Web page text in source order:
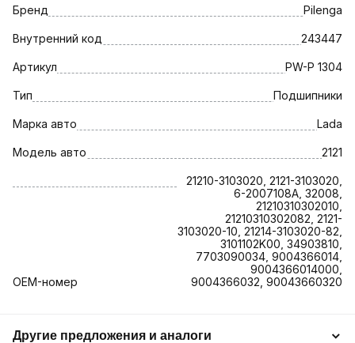
Бренд Pilenga
Внутренний код 243447
Артикул PW-P 1304
Тип Подшипники
Марка авто Lada
Модель авто 2121
OEM-номер
21210-3103020, 2121-3103020,
6-2007108А, 32008,
21210310302010,
21210310302082, 2121-
3103020-10, 21214-3103020-82,
3101102K00, 34903810,
7703090034, 9004366014,
9004366014000,
9004366032, 90043660320
Другие предложения и аналоги